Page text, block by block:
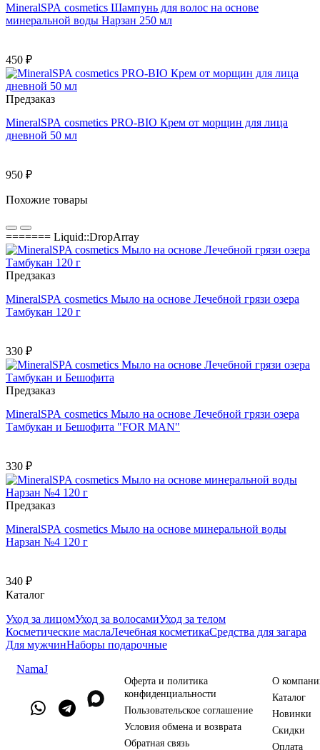
MineralSPA cosmetics Шампунь для волос на основе
минеральной воды Нарзан 250 мл
450 ₽
Предзаказ
MineralSPA cosmetics PRO-BIO Крем от морщин для лица
дневной 50 мл
950 ₽
Похожие товары
======= Liquid::DropArray
Предзаказ
MineralSPA cosmetics Мыло на основе Лечебной грязи озера
Тамбукан 120 г
330 ₽
Предзаказ
MineralSPA cosmetics Мыло на основе Лечебной грязи озера
Тамбукан и Бешофита "FOR MAN"
330 ₽
Предзаказ
MineralSPA cosmetics Мыло на основе минеральной воды
Нарзан №4 120 г
340 ₽
Каталог
Уход за лицомУход за волосамиУход за телом
Косметические маслаЛечебная косметикаСредства для загара
Для мужчинНаборы подарочные
NamaJ
Оферта и политика
конфиденциальности
Пользовательское соглашение
Условия обмена и возврата
Обратная связь
О
Каталог
Новинки
Скидки
Оплата